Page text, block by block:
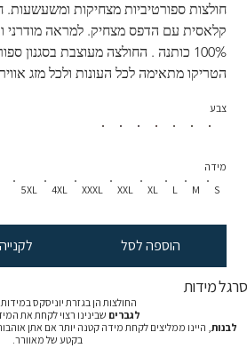
חולצות ספורטיביות מצחיקות ומשעשעות.
קלאסית עם הדפס מצחיק. למראה מודרני
100% כותנה . החולצה מעוצבת בסגנון
הטריקו מתאימה לכל העונות ולכל מזג
צבע
S
M
L
XL
XXL
XXXL
4XL
5XL
מידה
הוספה לסל
סרגל מידות
החולצות הן בגזרת יוניסקס
לגברים שבינינו רצוי לקחת את
לבנות, היינו ממליצים לקחת מידה קטנה יותר אם אתן
בקטע של מאוורר.